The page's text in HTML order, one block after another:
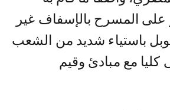
على المسرح بالإسفاف غير
باستياء شديد من الشعب
كليا مع مبادئ وقيم